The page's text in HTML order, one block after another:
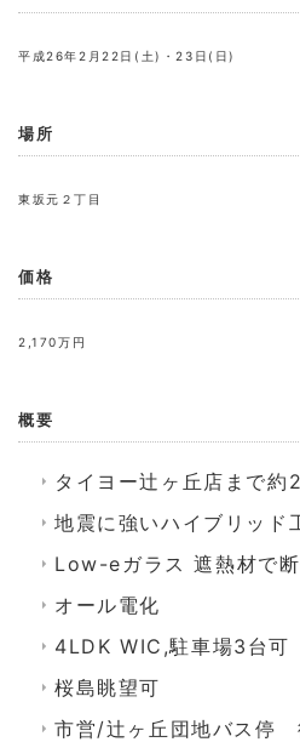
平成26年2月22日(土)・23日(日)
場所
東坂元２丁目
価格
2,170万円
概要
タイヨー辻ヶ丘店まで約
地震に強いハイブリッド
Low-eガラス 遮熱材で断
オール電化
4LDK WIC,駐車場3台可
桜島眺望可
市営/辻ヶ丘団地バス停